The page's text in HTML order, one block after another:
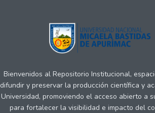
Bienvenidos al Repositorio Institucional,
difundir y preservar la producción científica y
Universidad, promoviendo el acceso abierto a
para fortalecer la visibilidad e impacto del